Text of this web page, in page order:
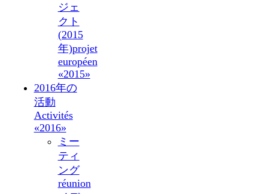
ジェ
クト
(2015
年)projet
européen
«2015»
2016年の
活動
Activités
«2016»
ミー
ティ
ング
réunion